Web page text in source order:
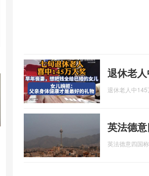
退休老
退休老人中
英法德
英法德意四国